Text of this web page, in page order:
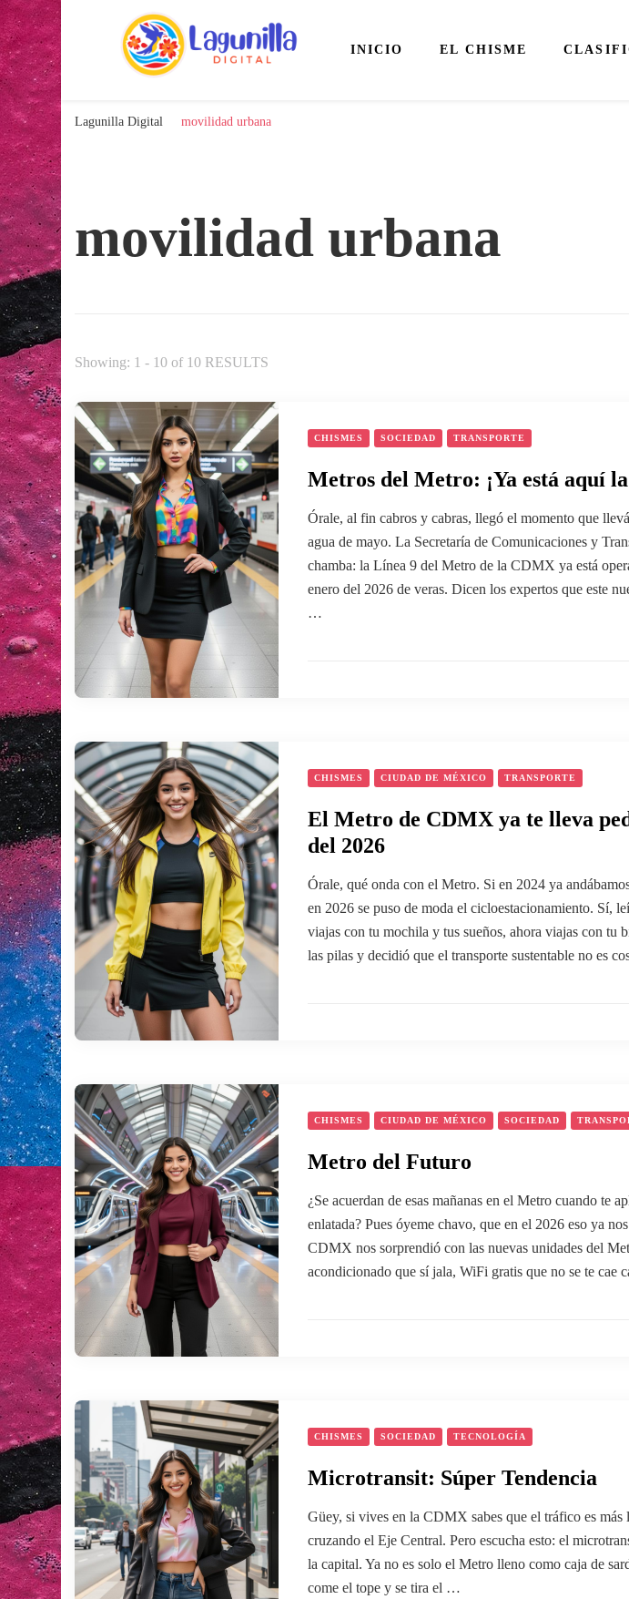
Lagunilla Digital
INICIO EL CHISME
Lagunilla Digital movilidad urbana
movilidad urbana
Showing: 1 - 10 of 10 RESULTS
CHISMES SOCIEDAD TRANSPORTE
Metros del Metro: ¡Ya está aquí
Órale, al fin cabros y cabras, llegó el momento que
agua de mayo. La Secretaría de Comunicaciones y
chamba: la Línea 9 del Metro de la CDMX ya está
enero del 2026 de veras. Dicen los expertos que este
…
CHISMES CIUDAD DE MÉXICO TRANSPORTE
El Metro de CDMX ya te lleva
del 2026
Órale, qué onda con el Metro. Si en 2024 ya
en 2026 se puso de moda el cicloestacionamiento. Sí,
viajas con tu mochila y tus sueños, ahora viajas con tu
las pilas y decidió que el transporte sustentable no es
CHISMES CIUDAD DE MÉXICO SOCIEDAD
Metro del Futuro
¿Se acuerdan de esas mañanas en el Metro cuando te
enlatada? Pues óyeme chavo, que en el 2026 eso ya
CDMX nos sorprendió con las nuevas unidades del
acondicionado que sí jala, WiFi gratis que no se te cae
CHISMES SOCIEDAD TECNOLOGÍA
Microtransit: Súper Tendencia
Güey, si vives en la CDMX sabes que el tráfico es más
cruzando el Eje Central. Pero escucha esto: el
la capital. Ya no es solo el Metro lleno como caja de
come el tope y se tira el …